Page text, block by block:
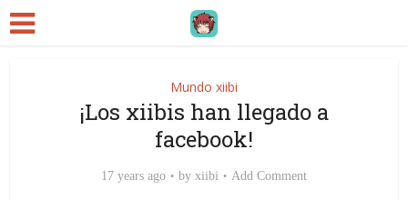
Mundo xiibi
¡Los xiibis han llegado a
facebook!
17 years ago by xiibi Add Comment